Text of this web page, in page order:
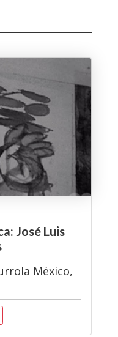
José Luis
México,